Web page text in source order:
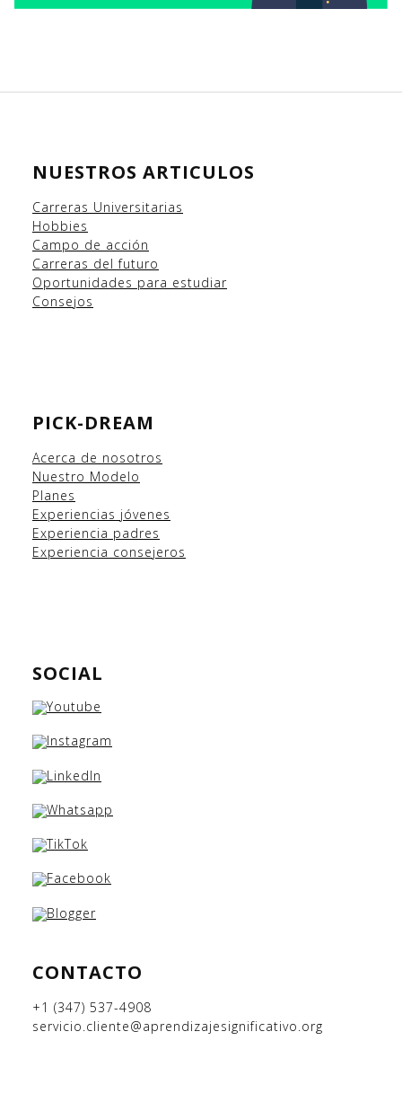
NUESTROS ARTICULOS
Carreras Universitarias
Hobbies
Campo de acción
Carreras del futuro
Oportunidades para estudiar
Consejos
PICK-DREAM
Acerca de nosotros
Nuestro Modelo
Planes
Experiencias jóvenes
Experiencia padres
Experiencia consejeros
SOCIAL
CONTACTO
+1 (347) 537-4908
servicio.cliente@aprendizajesignificativo.org